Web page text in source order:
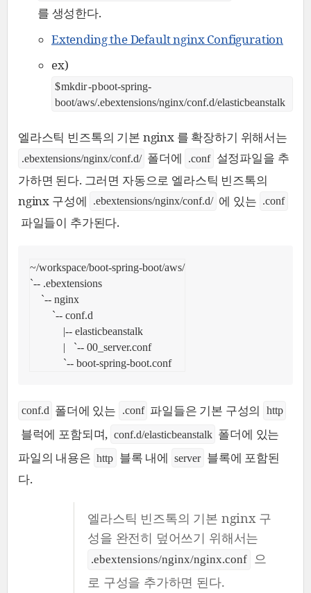
를 생성한다.
Extending the Default nginx Configuration
ex)
$ mkdir -p boot-spring-
boot/aws/.ebextensions/nginx/conf.d/elasticbeanstalk
엘라스틱 빈즈톡의 기본 nginx 를 확장하기 위해서는
.ebextensions/nginx/conf.d/ 폴더에 .conf 설정파일을 추
가하면 된다. 그러면 자동으로 엘라스틱 빈즈톡의
nginx 구성에
.ebextensions/nginx/conf.d/ 에 있는 .conf
파일들이 추가된다.
~/workspace/boot-spring-boot/aws/
`-- .ebextensions
            `-- boot-spring-boot.conf
conf.d 폴더에 있는 .conf 파일들은 기본 구성의 http
블럭에 포함되며, conf.d/elasticbeanstalk 폴더에 있는
파일의 내용은 http 블록 내에 server 블록에 포함된
다.
엘라스틱 빈즈톡의 기본 nginx 구
성을 완전히 덮어쓰기 위해서는
.ebextensions/nginx/nginx.conf 으
로 구성을 추가하면 된다.